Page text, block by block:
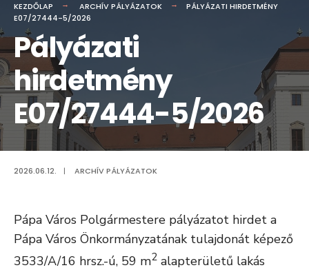
KEZDŐLAP ARCHÍV PÁLYÁZATOK
PÁLYÁZATI HIRDETMÉNY
E07/27444-5/2026
Pályázati
hirdetmény
E07/27444-5/2026
2026.06.12. | ARCHÍV PÁLYÁZATOK
Pápa Város Polgármestere pályázatot hirdet a
Pápa Város Önkormányzatának tulajdonát képező
3533/A/16 hrsz.-ú, 59 m2 alapterületű lakás